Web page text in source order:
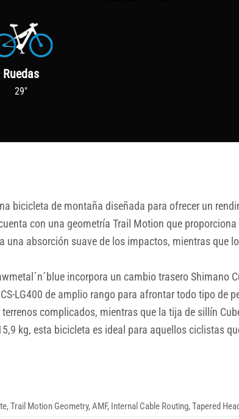
Ruedas
29"
bicicleta de montaña diseñada para ofrecer un
con una geometría Trail Motion que
una absorción suave de los impactos, mientras que
incorpora un cambio trasero Shimano
LG400 de amplio rango para afrontar todo tipo de
complicados, mientras que la tija de sillín
kg, esta bicicleta es ideal para aquellos ciclistas
Trail Motion Geometry, AMF, Internal Cable Routing, Tapered